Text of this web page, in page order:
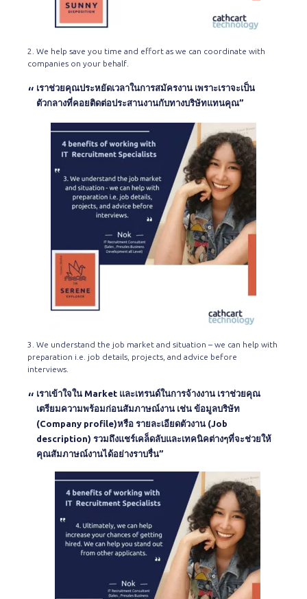
2. We help save you time and effort as we can coordinate with
companies on your behalf.
เราช่วยคุณประหยัดเวลาในการสมัครงาน เพราะเราจะเป็น
ตัวกลางที่คอยติดต่อประสานงานกับทางบริษัทแทนคุณ”
3. We understand the job market and situation – we can help with
preparation i.e. job details, projects, and advice before
interviews.
เราเข้าใจใน Market และเทรนด์ในการจ้างงาน เราช่วยคุณ
เตรียมความพร้อมก่อนสัมภาษณ์งาน เช่น ข้อมูลบริษัท
(Company profile)หรือ รายละเอียดตัวงาน (Job
description) รวมถึงแชร์เคล็ดลับและเทคนิคต่างๆที่จะช่วยให้
คุณสัมภาษณ์งานได้อย่างราบรื่น”